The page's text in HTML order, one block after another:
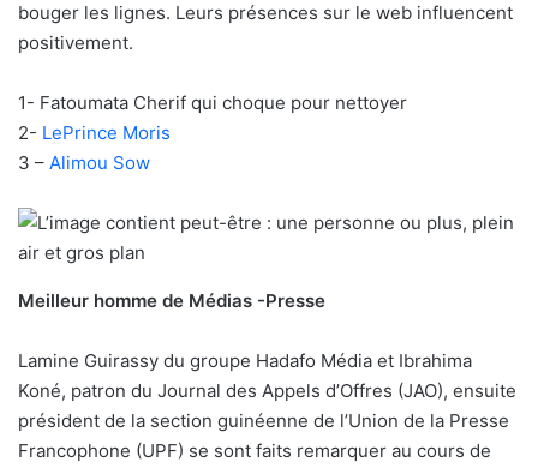
bouger les lignes. Leurs présences sur le web influencent
positivement.
1- Fatoumata Cherif qui choque pour nettoyer
2- LePrince Moris
3 – Alimou Sow
Meilleur homme de Médias -Presse
Lamine Guirassy du groupe Hadafo Média et Ibrahima
Koné, patron du Journal des Appels d’Offres (JAO), ensuite
président de la section guinéenne de l’Union de la Presse
Francophone (UPF) se sont faits remarquer au cours de